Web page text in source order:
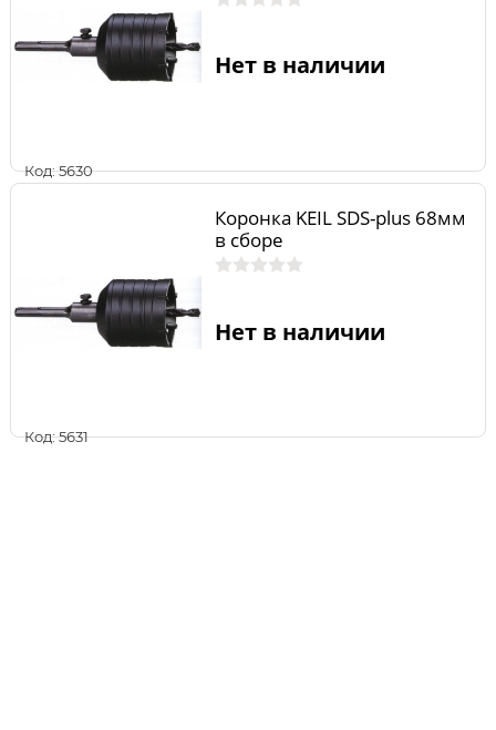
Код: 5630
Нет в наличии
Код: 5631
Коронка KEIL SDS-plus 68мм
в сборе
Нет в наличии